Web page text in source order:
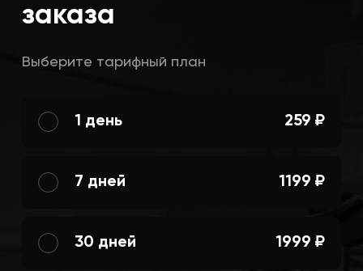
заказа
Выберите тарифный план
1 день 259 ₽
7 дней 1199 ₽
30 дней 1999 ₽